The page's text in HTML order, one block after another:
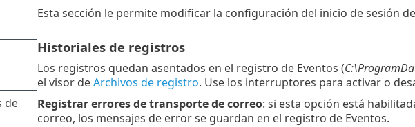
Esta sección le permite modificar la configuración del inicio de sesión de
Historiales de registros
Los registros quedan asentados en el registro de Eventos (
el visor deArchivos de registro. Use los interruptores para activar o
Registrar errores de transporte de correo: si esta opción está
correo, los mensajes de error se guardan en el registro de Eventos.